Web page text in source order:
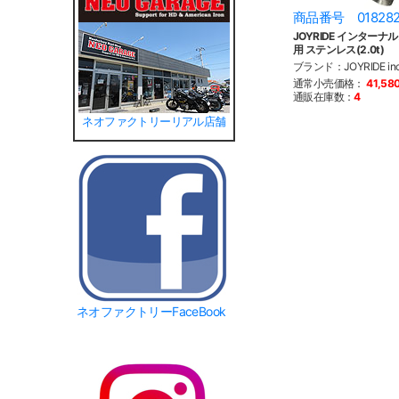
ネオファクトリーリアル店舗
ネオファクトリーFaceBook
商品番号 018282
JOYRIDE インターナ
用 ステンレス(2.0t)
ブランド：JOYRIDE
通常小売価格：
通販在庫数：4